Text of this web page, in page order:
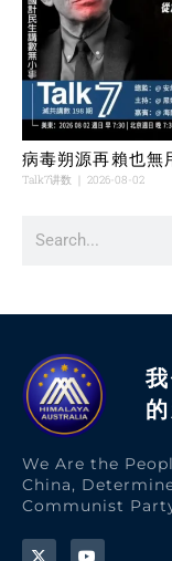
病毒朔源再賴也無
Talk7讲数 2026-08-02
We Are the
China,
Communist